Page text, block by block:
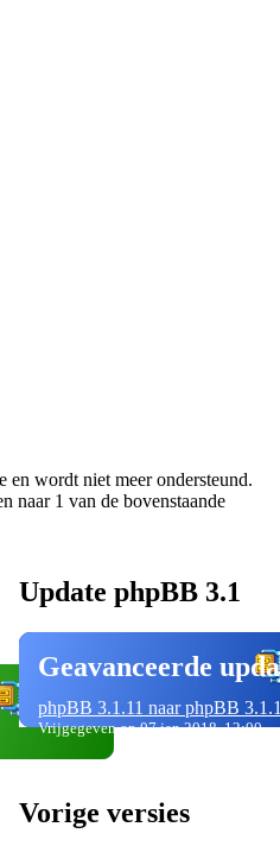
wordt niet meer ondersteund.
naar 1 van de bovenstaande
Update phpBB 3.1
Geavanceerde
phpBB 3.1.11 naar phpBB
Vrijgegeven op 07 jan 2018, 12:00
Vorige versies